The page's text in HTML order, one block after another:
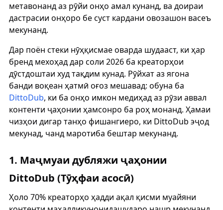
метавонанд аз рӯйи онҳо амал кунанд, ва доираи
дастрасии онҳоро бе суст кардани овозашон васеъ
мекунанд.
Дар поён стеки нӯҳқисмае оварда шудааст, ки ҳар
бренд мехоҳад дар соли 2026 ба креаторҳои
дӯстдоштаи худ тақдим кунад. Рӯйхат аз ягона
банди воқеан ҳатмӣ оғоз мешавад: обуна ба
DittoDub, ки ба онҳо имкон медиҳад аз рӯзи аввал
контенти ҷаҳонии ҳамсонро ба роҳ монанд. Ҳамаи
чизҳои дигар танҳо фишангиеро, ки DittoDub эҷод
мекунад, чанд маротиба бештар мекунанд.
1. Маҷмуаи дубляжи ҷаҳонии
DittoDub (Тӯҳфаи асосӣ)
Ҳоло 70% креаторҳо ҳадди ақал қисми муайяни